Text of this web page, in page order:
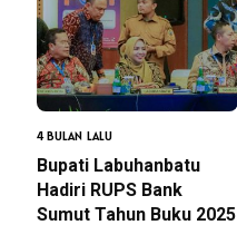
4 BULAN LALU
Bupati Labuhanbatu
Hadiri RUPS Bank
Sumut Tahun Buku 2025